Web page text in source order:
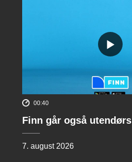
00:40
Finn går også utendørs
7. august 2026